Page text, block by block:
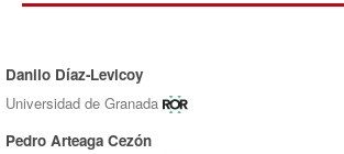
Autores/as
Danilo Díaz-Levicoy
Universidad de Granada
Pedro Arteaga Cezón